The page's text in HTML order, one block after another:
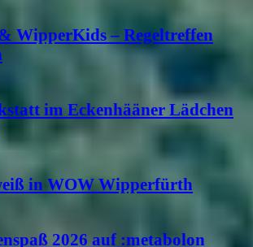
WipperKids – Regeltreffen
im Eckenhääner Lädchen
in WOW Wipperfürth
2026 auf :metabolon